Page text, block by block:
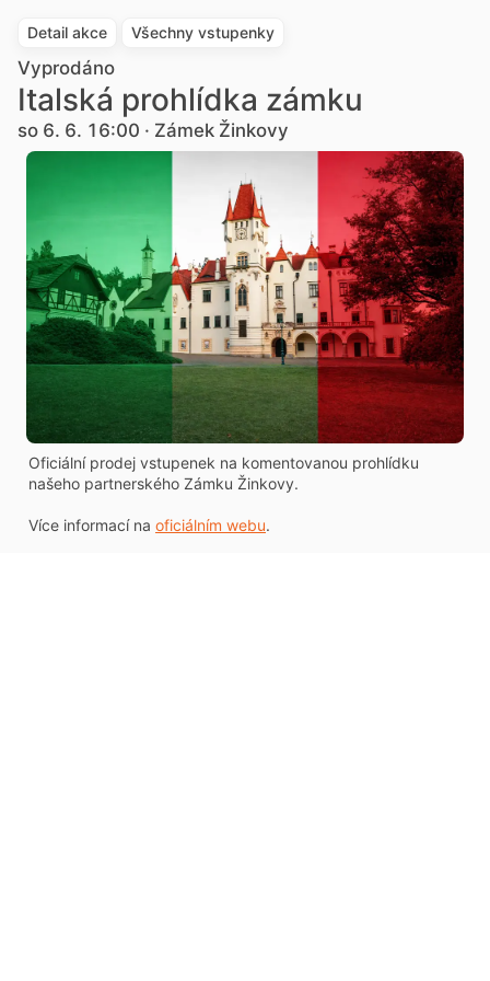
Detail akce Všechny vstupenky
Vyprodáno
Italská prohlídka zámku
so 6. 6. 16:00 · Zámek Žinkovy
Oficiální prodej vstupenek na komentovanou prohlídku
našeho partnerského Zámku Žinkovy.
Více informací na oficiálním webu.